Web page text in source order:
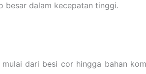
besar dalam kecepatan tinggi.
dari besi cor hingga bahan